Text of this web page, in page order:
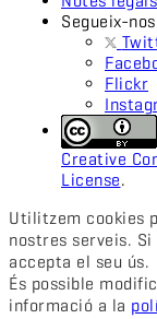
Segueix-
Flickr
Creative
License.
Utilitzem cookies
nostres serveis.
accepta el seu ús.
És possible
informació a la